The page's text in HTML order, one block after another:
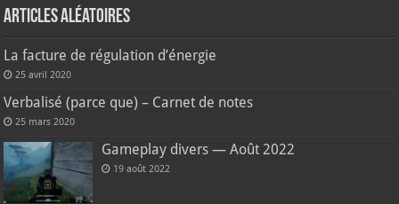
Articles aléatoires
La facture de régulation d’énergie
25 avril 2020
Verbalisé (parce que) – Carnet de notes
25 mars 2020
Gameplay divers — Août 2022
19 août 2022